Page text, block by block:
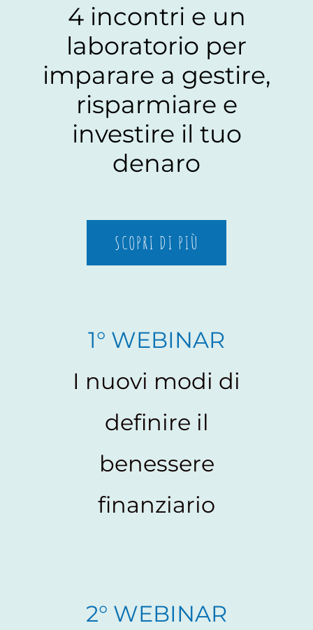
4 incontri e un
laboratorio per
imparare a gestire,
risparmiare e
investire il tuo
denaro
SCOPRI DI PIÙ
1° WEBINAR
I nuovi modi di
definire il
benessere
finanziario
2° WEBINAR